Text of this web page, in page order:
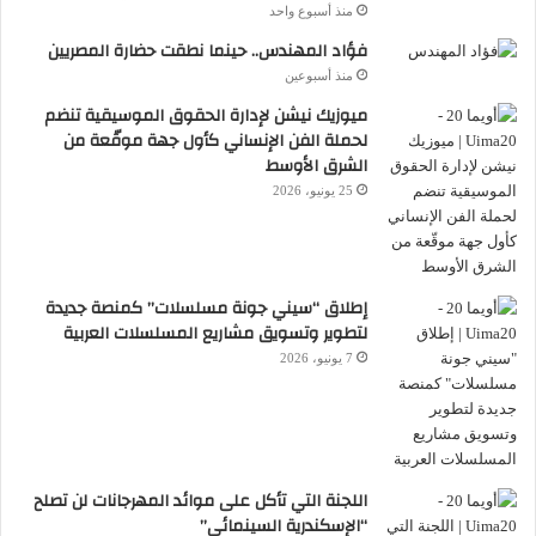
وأنه في هذا العمل تحديدا لا يمكن إغفال معنى
اسم الغجرية التي أحبها جعفر في البداية وهي
«مروانة» أي مرة «امرأة» والـ«وانه» بمعنى ما
تملكه من غريزة، كذلك ستجد اسم المرأة
الأخرى التي سيتعرف عليها جعفر فيما بعد
ويتزوجها وهي «هدى صديق» أي العقل والعلم.
منذ أسبوع واحد
فؤاد المهندس.. حينما نطقت حضارة المصريين
منذ أسبوعين
ميوزيك نيشن لإدارة الحقوق الموسيقية تنضم
لحملة الفن الإنساني كأول جهة موقّعة من
الشرق الأوسط
25 يونيو، 2026
إطلاق “سيني جونة مسلسلات” كمنصة جديدة
لتطوير وتسويق مشاريع المسلسلات العربية
7 يونيو، 2026
اللجنة التي تأكل على موائد المهرجانات لن تصلح
“الإسكندرية السينمائي”